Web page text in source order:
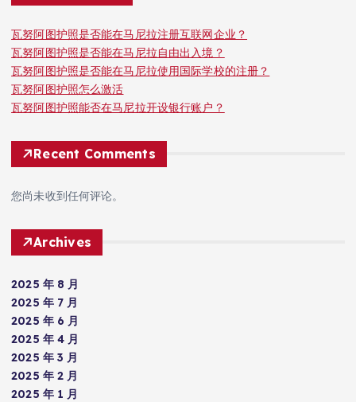
瓦努阿图护照是否能在马尼拉注册互联网企业？
瓦努阿图护照是否能在马尼拉自由出入境？
瓦努阿图护照是否能在马尼拉使用国际学校的注册？
瓦努阿图护照怎么激活
瓦努阿图护照能否在马尼拉开设银行账户？
Recent Comments
您尚未收到任何评论。
Archives
2025 年 8 月
2025 年 7 月
2025 年 6 月
2025 年 4 月
2025 年 3 月
2025 年 2 月
2025 年 1 月